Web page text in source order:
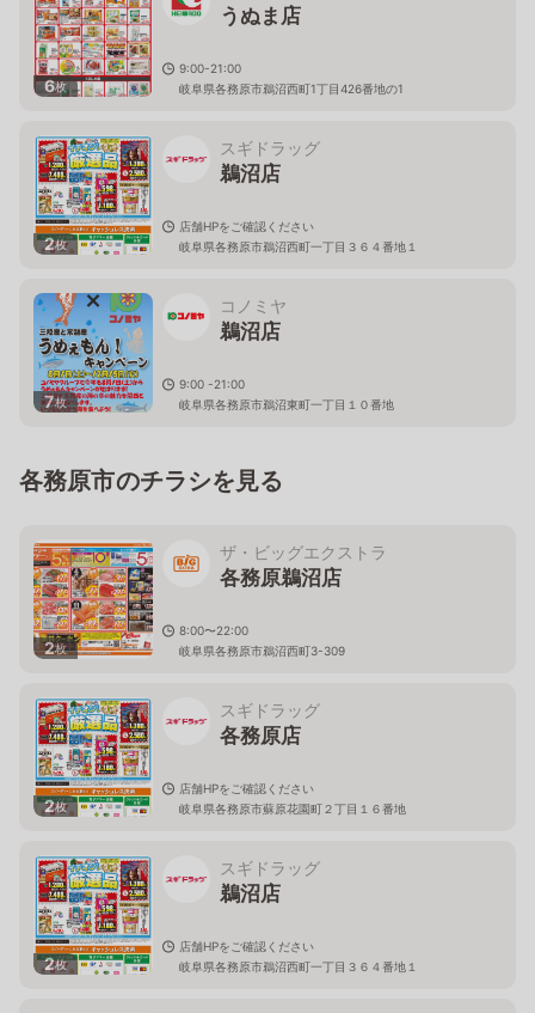
6枚
うぬま店
9:00-21:00
岐阜県各務原市鵜沼西町1丁目426番地の1
2枚
スギドラッグ
鵜沼店
店舗HPをご確認ください
岐阜県各務原市鵜沼西町一丁目３６４番地１
7枚
コノミヤ
鵜沼店
9:00 -21:00
岐阜県各務原市鵜沼東町一丁目１０番地
各務原市のチラシを見る
2枚
ザ・ビッグエクストラ
各務原鵜沼店
8:00〜22:00
岐阜県各務原市鵜沼西町3-309
2枚
スギドラッグ
各務原店
店舗HPをご確認ください
岐阜県各務原市蘇原花園町２丁目１６番地
2枚
スギドラッグ
鵜沼店
店舗HPをご確認ください
岐阜県各務原市鵜沼西町一丁目３６４番地１